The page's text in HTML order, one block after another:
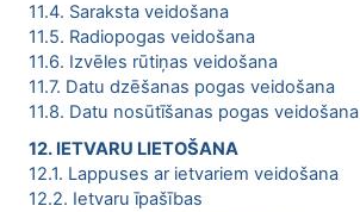
11.4. Saraksta veidošana
11.5. Radiopogas veidošana
11.6. Izvēles rūtiņas veidošana
11.7. Datu dzēšanas pogas veidošana
11.8. Datu nosūtīšanas pogas veidošana
12. IETVARU LIETOŠANA
12.1. Lappuses ar ietvariem veidošana
12.2. Ietvaru īpašības